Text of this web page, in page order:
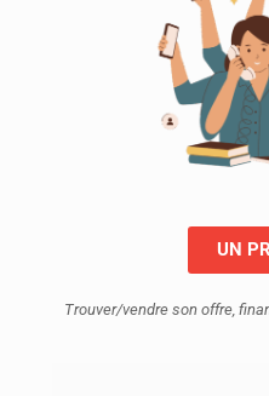
UN
Trouver/vendre son offre,